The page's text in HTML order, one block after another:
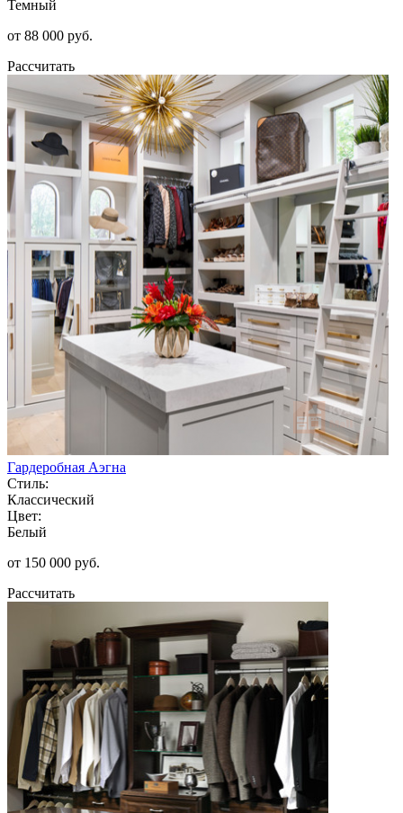
Темный
от 88 000 руб.
Рассчитать
Гардеробная Аэгна
Стиль:
Классический
Цвет:
Белый
от 150 000 руб.
Рассчитать